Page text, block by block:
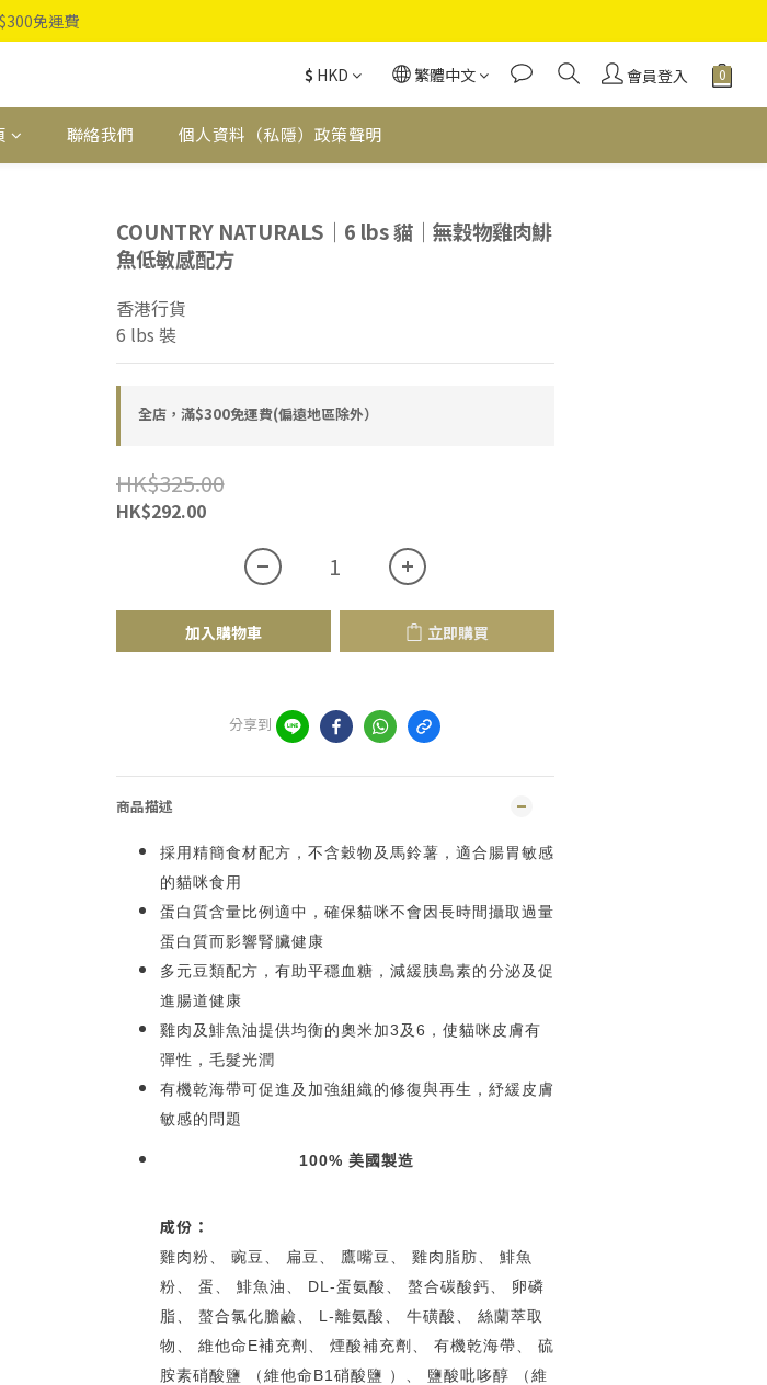
免運費
$ HKD 繁體中文 會員登入
聯絡我們 個人資料（私隱）政策聲明
COUNTRY NATURALS｜6 lbs 貓｜無穀物雞肉鯡
魚低敏感配方
香港行貨
6 lbs 裝
全店，滿$300免運費(偏遠地區除外）
HK$325.00
HK$292.00
加入購物車 立即購買
分享到
商品描述
採用精簡食材配方，不含穀物及馬鈴薯，適合腸胃敏感
的貓咪食用
蛋白質含量比例適中，確保貓咪不會因長時間攝取過量
蛋白質而影響腎臟健康
多元豆類配方，有助平穩血糖，減緩胰島素的分泌及促
進腸道健康
雞肉及鯡魚油提供均衡的奧米加3及6，使貓咪皮膚有
彈性，毛髮光潤
有機乾海帶可促進及加強組織的修復與再生，紓緩皮膚
敏感的問題
100% 美國製造
成份：
雞肉粉、 豌豆、 扁豆、 鷹嘴豆、 雞肉脂肪、 鯡魚
粉、 蛋、 鯡魚油、 DL-蛋氨酸、 螯合碳酸鈣、 卵磷
脂、 螯合氯化膽鹼、 L-離氨酸、 牛磺酸、 絲蘭萃取
物、 維他命E補充劑、 煙酸補充劑、 有機乾海帶、 硫
胺素硝酸鹽 （維他命B1硝酸鹽 ）、 鹽酸吡哆醇 （維